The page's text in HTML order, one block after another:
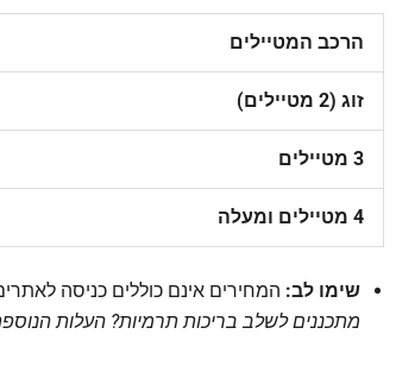
הרכב המטיילים
זוג (2 מטיילים)
3 מטיילים
4 מטיילים ומעלה
שימו לב: המחירים אינם כוללים כניסה
מתכננים לשלב בריכות תרמיות? העלות הנוספת היא כ-10-15 יורו (תלוי